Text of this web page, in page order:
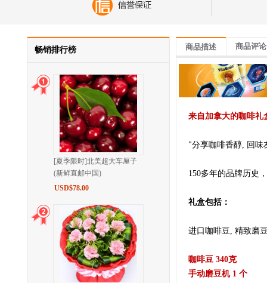
畅销排行榜
[夏季限时]北美超大车厘子
(新鲜直邮中国)
USD$78.00
商品描述 商品评论
来自加拿大的咖啡礼
️"分享咖啡香醇, 回味
150多年的品牌历史
礼盒包括：
进口咖啡豆, 精致磨
咖啡豆 340克
手动磨豆机 1 个